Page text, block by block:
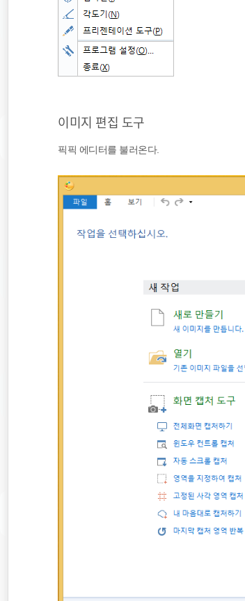
이미지 편집 도구
픽픽 에디터를 불러온다.